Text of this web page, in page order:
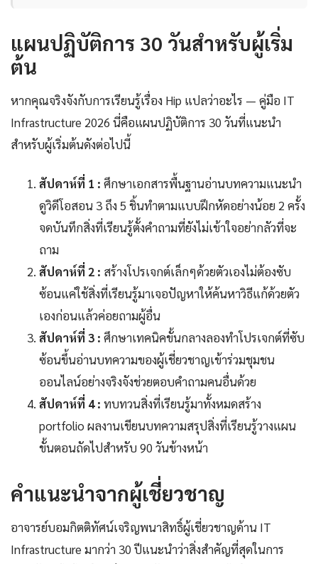
แผนปฏิบัติการ 30 วันสำหรับผู้เริ่ม
ต้น
หากคุณจริงจังกับการเรียนรู้เรื่อง Hip แปลว่าอะไร — คู่มือ IT
Infrastructure 2026 นี่คือแผนปฏิบัติการ 30 วันที่แนะนำ
สำหรับผู้เริ่มต้นดังต่อไปนี้
สัปดาห์ที่ 1 : ศึกษาเอกสารพื้นฐานอ่านบทความแนะนำ
ดูวิดีโอสอน 3 ถึง 5 ชิ้นทำตามแบบฝึกหัดอย่างน้อย 2 ครั้ง
จดบันทึกสิ่งที่เรียนรู้ตั้งคำถามที่ยังไม่เข้าใจอย่ากลัวที่จะ
ถาม
สัปดาห์ที่ 2 : สร้างโปรเจกต์เล็กๆด้วยตัวเองไม่ต้องซับ
ซ้อนแค่ใช้สิ่งที่เรียนรู้มาเจอปัญหาให้ค้นหาวิธีแก้ด้วยตัว
เองก่อนแล้วค่อยถามผู้อื่น
สัปดาห์ที่ 3 : ศึกษาเทคนิคขั้นกลางลองทำโปรเจกต์ที่ซับ
ซ้อนขึ้นอ่านบทความของผู้เชี่ยวชาญเข้าร่วมชุมชน
ออนไลน์อย่างจริงจังช่วยตอบคำถามคนอื่นด้วย
สัปดาห์ที่ 4 : ทบทวนสิ่งที่เรียนรู้มาทั้งหมดสร้าง
portfolio ผลงานเขียนบทความสรุปสิ่งที่เรียนรู้วางแผน
ขั้นตอนถัดไปสำหรับ 90 วันข้างหน้า
คำแนะนำจากผู้เชี่ยวชาญ
อาจารย์บอมกิตติทัศน์เจริญพนาสิทธิ์ผู้เชี่ยวชาญด้าน IT
Infrastructure มากว่า 30 ปีแนะนำว่าสิ่งสำคัญที่สุดในการ